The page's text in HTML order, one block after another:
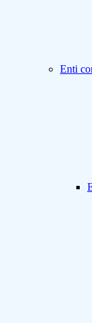
Enti